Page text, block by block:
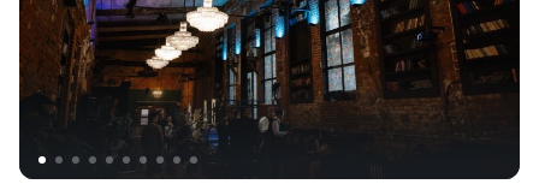
ТИМБИЛДИНГ